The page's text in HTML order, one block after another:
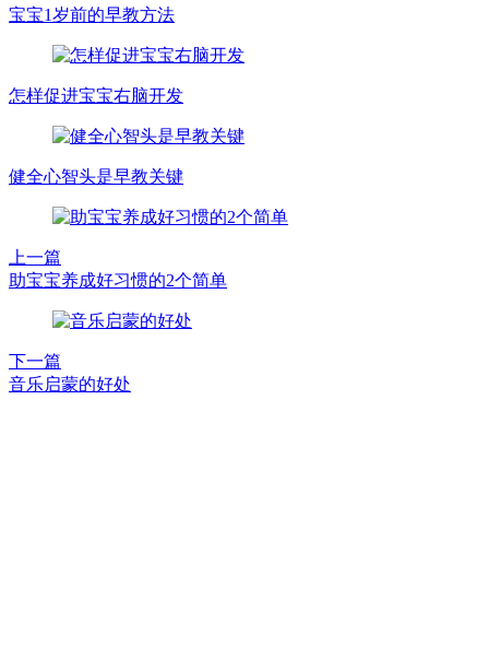
宝宝1岁前的早教方法
怎样促进宝宝右脑开发
健全心智头是早教关键
上一篇
助宝宝养成好习惯的2个简单
下一篇
音乐启蒙的好处